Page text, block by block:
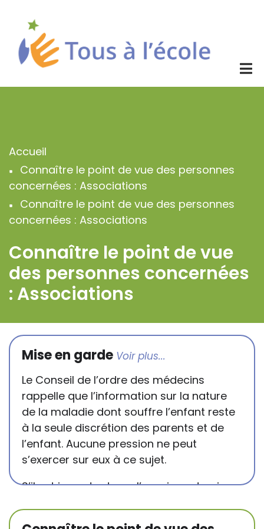
contenu
principal
Fil
d'Ariane
Accueil
Connaître le point de vue des personnes
concernées : Associations
Connaître le point de vue des personnes
concernées : Associations
Connaître le point de vue
des personnes concernées
: Associations
Mise en garde
Le Conseil de l’ordre des médecins
rappelle que l’information sur la nature
de la maladie dont souffre l’enfant reste
à la seule discrétion des parents et de
l’enfant. Aucune pression ne peut
s’exercer sur eux à ce sujet.
S’il est important que l’enseignant puisse